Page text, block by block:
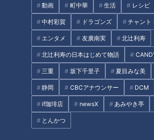
動画 町中華 生活 レシピ
中村彩賀 ドラゴンズ チャント
エンタメ 友廣南実 北辻利寿
北辻利寿の日本はじめて物語
三重 坂下千里子 夏目みな美
静岡 CBCアナウンサー DCM
if珈琲店 newsX あみやき亭
とんかつ
絶対に真似しないで下さい…
【ツイ都市#15】
ほぼ名古屋
れフード『
きます！【
タグ
エンタメ 見逃し配信 たっく
たっくー＆ナナフシギのツイ跡！都市伝説
番組紹介